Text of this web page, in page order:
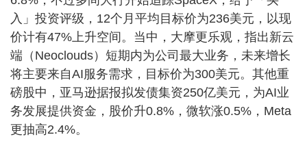
入」投资评级，12个月平均目标价为236美元，以现
价计有47%上升空间。当中，大摩更乐观，指出新云
端（Neoclouds）短期内为公司最大业务，未来增长
将主要来自AI服务需求，目标价为300美元。其他重
磅股中，亚马逊据报拟发债集资250亿美元，为AI业
务发展提供资金，股价升0.8%，微软涨0.5%，Meta
更抽高2.4%。